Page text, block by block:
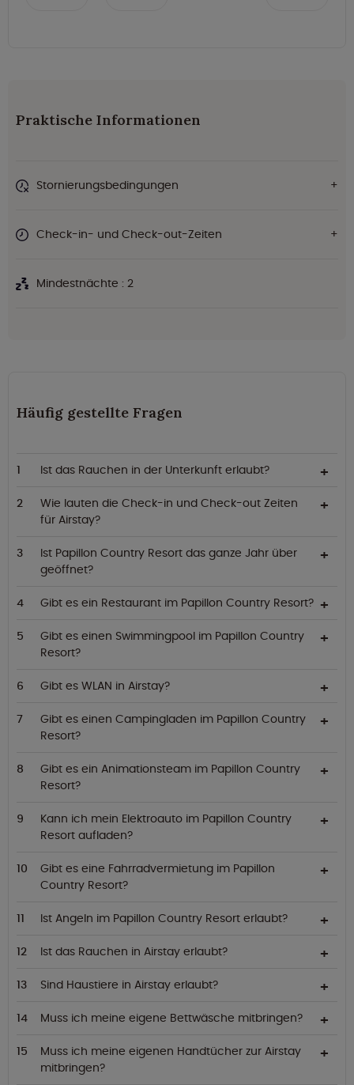
Praktische Informationen
Stornierungsbedingungen
Check-in- und Check-out-Zeiten
Mindestnächte : 2
Häufig gestellte Fragen
Ist das Rauchen in der Unterkunft erlaubt?
Wie lauten die Check-in und Check-out Zeiten
für Airstay?
Ist Papillon Country Resort das ganze Jahr über
geöffnet?
Gibt es ein Restaurant im Papillon Country Resort?
Gibt es einen Swimmingpool im Papillon Country
Resort?
Gibt es WLAN in Airstay?
Gibt es einen Campingladen im Papillon Country
Resort?
Gibt es ein Animationsteam im Papillon Country
Resort?
Kann ich mein Elektroauto im Papillon Country
Resort aufladen?
Gibt es eine Fahrradvermietung im Papillon
Country Resort?
Ist Angeln im Papillon Country Resort erlaubt?
Ist das Rauchen in Airstay erlaubt?
Sind Haustiere in Airstay erlaubt?
Muss ich meine eigene Bettwäsche mitbringen?
Muss ich meine eigenen Handtücher zur Airstay
mitbringen?